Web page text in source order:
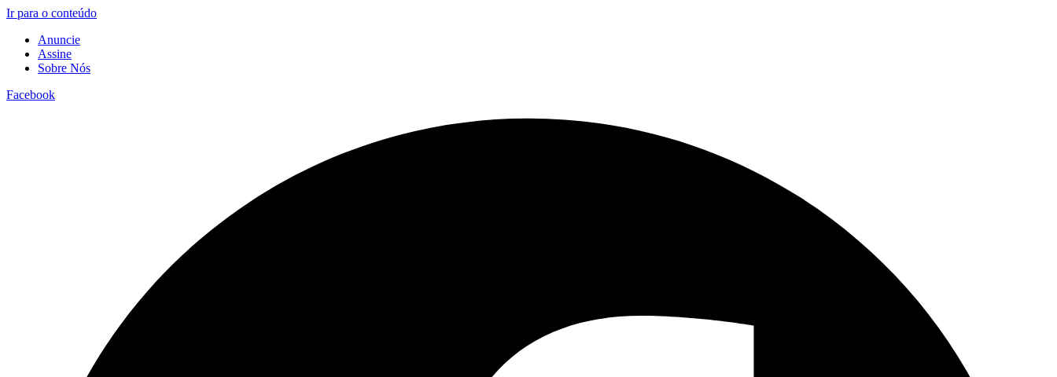
Ir para o conteúdo
Anuncie
Assine
Sobre Nós
Facebook